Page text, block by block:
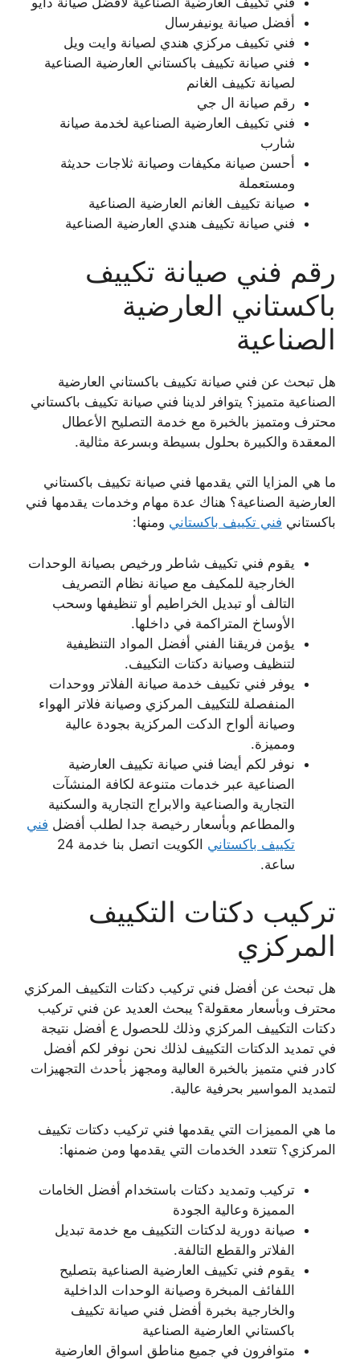
أفضل صيانة يونيفرسال
فني تكييف مركزي هندي لصيانة وايت ويل
فني صيانة تكييف باكستاني العارضية الصناعية
لصيانة تكييف الغانم
رقم صيانة ال جي
فني تكييف العارضية الصناعية لخدمة صيانة
شارب
أحسن صيانة مكيفات وصيانة ثلاجات حديثة
ومستعملة
صيانة تكييف الغانم العارضية الصناعية
فني صيانة تكييف هندي العارضية الصناعية
رقم فني صيانة تكييف
باكستاني العارضية
الصناعية
هل تبحث عن فني صيانة تكييف باكستاني العارضية
الصناعية متميز؟ يتوافر لدينا فني صيانة تكييف باكستاني
محترف ومتميز بالخبرة مع خدمة التصليح الأعطال
المعقدة والكبيرة بحلول بسيطة وبسرعة مثالية.
ما هي المزايا التي يقدمها فني صيانة تكييف باكستاني
العارضية الصناعية؟ هناك عدة مهام وخدمات يقدمها فني
باكستاني فني تكييف باكستاني ومنها:
يقوم فني تكييف شاطر ورخيص بصيانة الوحدات
الخارجية للمكيف مع صيانة نظام التصريف
التالف أو تبديل الخراطيم أو تنظيفها وسحب
الأوساخ المتراكمة في داخلها.
يؤمن فريقنا الفني أفضل المواد التنظيفية
لتنظيف وصيانة دكتات التكييف.
يوفر فني تكييف خدمة صيانة الفلاتر ووحدات
المنفصلة للتكييف المركزي وصيانة فلاتر الهواء
وصيانة ألواح الدكت المركزية بجودة عالية
ومميزة.
نوفر لكم أيضا فني صيانة تكييف العارضية
الصناعية عبر خدمات متنوعة لكافة المنشآت
التجارية والصناعية والابراج التجارية والسكنية
والمطاعم وبأسعار رخيصة جدا لطلب أفضل فني
تكييف باكستاني
الكويت اتصل بنا خدمة 24
ساعة.
تركيب دكتات التكييف
المركزي
هل تبحث عن أفضل فني تركيب دكتات التكييف المركزي
محترف وبأسعار معقولة؟ يبحث العديد عن فني تركيب
دكتات التكييف المركزي وذلك للحصول ع أفضل نتيجة
في تمديد الدكتات التكييف لذلك نحن نوفر لكم أفضل
كادر فني متميز بالخبرة العالية ومجهز بأحدث التجهيزات
لتمديد المواسير بحرفية عالية.
ما هي المميزات التي يقدمها فني تركيب دكتات تكييف
المركزي؟ تتعدد الخدمات التي يقدمها ومن ضمنها:
تركيب وتمديد دكتات باستخدام أفضل الخامات
المميزة وعالية الجودة
صيانة دورية لدكتات التكييف مع خدمة تبديل
الفلاتر والقطع التالفة.
يقوم فني تكييف العارضية الصناعية بتصليح
اللفائف المبخرة وصيانة الوحدات الداخلية
والخارجية بخبرة أفضل فني صيانة تكييف
باكستاني العارضية الصناعية
متوافرون في جميع مناطق اسواق العارضية